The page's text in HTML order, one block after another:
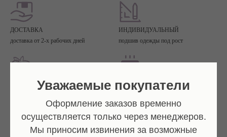
Уважаемые покупатели
Оформление заказов временно
осуществляется только через менеджеров.
Мы приносим извинения за возможные
ДОСТАВКА
доставка от 2-х рабочих дней
ИНДИВИДУАЛЬНЫЙ
подшив одежды под рост
МИНИМАЛИСТИЧНЫЙ
БЕСПЛАТНАЯ
Размерная сетка боди